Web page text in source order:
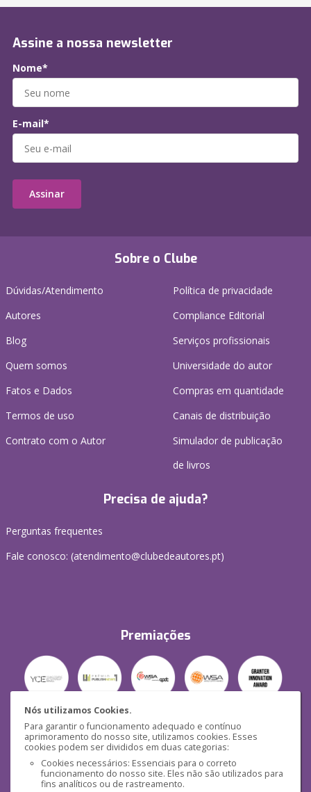
Nós utilizamos Cookies.
Para garantir o funcionamento adequado e contínuo
aprimoramento do nosso site, utilizamos cookies. Esses
cookies podem ser divididos em duas categorias:
Cookies necessários: Essenciais para o correto
funcionamento do nosso site. Eles não são utilizados para
fins analíticos ou de rastreamento.
Sobre o Clube
Dúvidas/Atendimento
Autores
Blog
Quem somos
Fatos e Dados
Termos de uso
Contrato com o Autor
Política de privacidade
Compliance Editorial
Serviços profissionais
Universidade do autor
Compras em quantidade
Canais de distribuição
Simulador de publicação
de livros
Precisa de ajuda?
Perguntas frequentes
Fale conosco: (atendimento@clubedeautores.pt)
Premiações
Segurança
Assine a nossa newsletter
Nome*
E-mail*
Assinar